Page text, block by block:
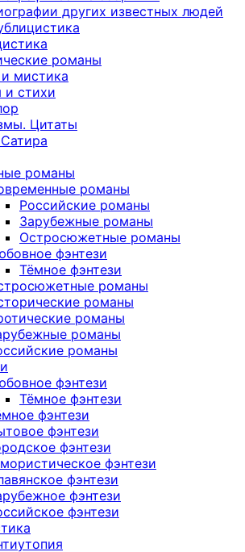
других известных людей
романы
мистика
и стихи
Цитаты
романы
романы
Российские романы
Зарубежные романы
Остросюжетные романы
фэнтези
Тёмное фэнтези
романы
романы
романы
романы
романы
фэнтези
Тёмное фэнтези
фэнтези
фэнтези
фэнтези
фэнтези
фэнтези
фэнтези
фэнтези